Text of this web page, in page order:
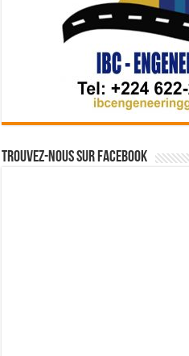
Trouvez-nous sur Facebook